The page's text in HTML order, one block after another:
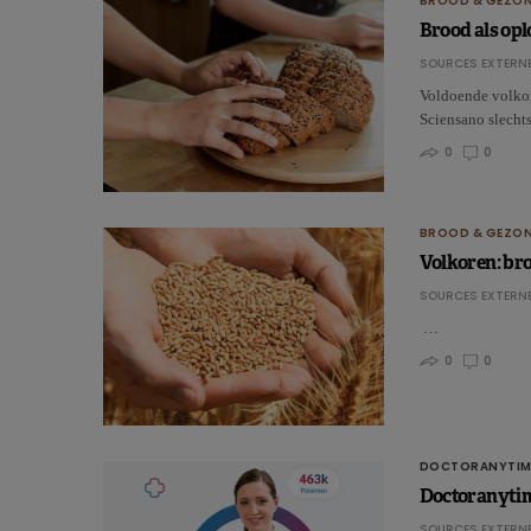
Brood als
SOURCES
Voldoende
Sciensano
0
0
BROOD &
Volkoren:
SOURCES
…
0
0